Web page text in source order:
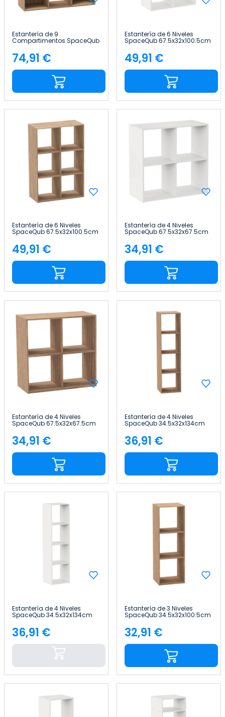
Estantería de 9
Compartimentos SpaceQub
100.5x32x100.5cm 7house
Precio
74,91 €
Estantería de 6 Niveles
SpaceQub 67.5x32x100.5cm
7house
Precio
49,91 €
Estantería de 6 Niveles
SpaceQub 67.5x32x100.5cm
7house
Precio
49,91 €
Estantería de 4 Niveles
SpaceQub 67.5x32x67.5cm
7house
Precio
34,91 €
Estantería de 4 Niveles
SpaceQub 67.5x32x67.5cm
7house
Precio
34,91 €
Estantería de 4 Niveles
SpaceQub 34.5x32x134cm
7house
Precio
36,91 €
Estantería de 4 Niveles
SpaceQub 34.5x32x134cm
7house
Precio
36,91 €
Estantería de 3 Niveles
SpaceQub 34.5x32x100.5cm
7house
Precio
32,91 €